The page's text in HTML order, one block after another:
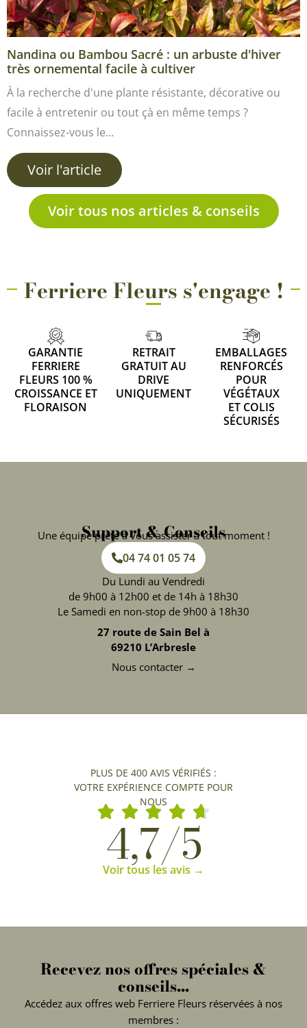
Nandina ou Bambou Sacré : un arbuste d'hiver
très ornemental facile à cultiver
À la recherche d'une plante résistante, décorative ou
facile à entretenir ou tout çà en même temps ?
Connaissez-vous le…
Voir l'article
Voir tous nos articles & conseils
Ferriere Fleurs s'engage !
GARANTIE
FERRIERE
FLEURS 100 %
CROISSANCE ET
FLORAISON
RETRAIT
GRATUIT AU
DRIVE
UNIQUEMENT
EMBALLAGES
RENFORCÉS
POUR
VÉGÉTAUX
ET COLIS
SÉCURISÉS
Support & Conseils
Une équipe prête à vous assister à tout moment !
04 74 01 05 74
Du Lundi au Vendredi
de 9h00 à 12h00 et de 14h à 18h30
Le Samedi en non-stop de 9h00 à 18h30
27 route de Sain Bel à
69210 L’Arbresle
Nous contacter →
PLUS DE 400 AVIS VÉRIFIÉS :
VOTRE EXPÉRIENCE COMPTE POUR
NOUS
4,7/5
Voir tous les avis →
Recevez nos offres spéciales &
conseils...
Accédez aux offres web Ferriere Fleurs réservées à nos
membres :